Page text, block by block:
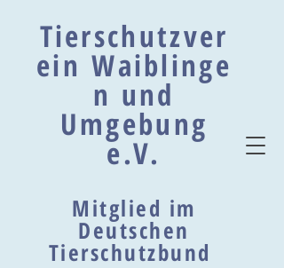
Tierschutzver
ein Waiblinge
n und
Umgebung
e.V.
Mitglied im
Deutschen
Tierschutzbund